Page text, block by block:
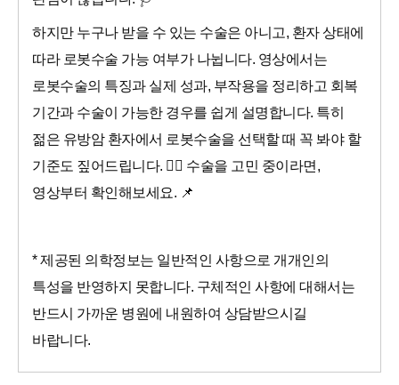
하지만 누구나 받을 수 있는 수술은 아니고, 환자 상태에
따라 로봇수술 가능 여부가 나뉩니다. 영상에서는
로봇수술의 특징과 실제 성과, 부작용을 정리하고 회복
기간과 수술이 가능한 경우를 쉽게 설명합니다. 특히
젊은 유방암 환자에서 로봇수술을 선택할 때 꼭 봐야 할
기준도 짚어드립니다. 👩‍⚕️ 수술을 고민 중이라면,
영상부터 확인해보세요. 📌
* 제공된 의학정보는 일반적인 사항으로 개개인의
특성을 반영하지 못합니다. 구체적인 사항에 대해서는
반드시 가까운 병원에 내원하여 상담받으시길
바랍니다.